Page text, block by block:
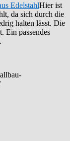
Hier ist
da sich durch die
halten lässt. Die
Ein passendes